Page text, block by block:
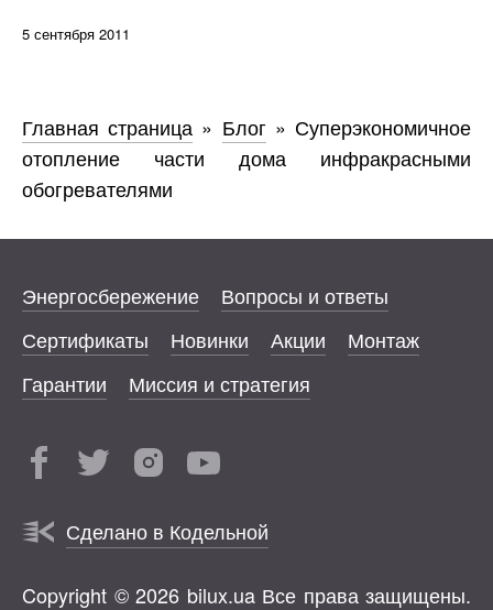
5 сентября 2011
Главная страница » Блог » Суперэкономичное
отопление части дома инфракрасными
обогревателями
Энергосбережение
Вопросы и ответы
Сертификаты
Новинки Акции
Монтаж
Гарантии
Миссия и стратегия
Сделано в Кодельной
Copyright © 2026 bilux.ua Все права защищены.